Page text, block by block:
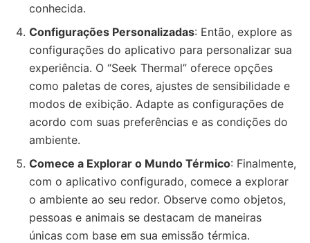
conhecida.
Configurações Personalizadas: Então, explore as
configurações do aplicativo para personalizar sua
experiência. O “Seek Thermal” oferece opções
como paletas de cores, ajustes de sensibilidade e
modos de exibição. Adapte as configurações de
acordo com suas preferências e as condições do
ambiente.
Comece a Explorar o Mundo Térmico: Finalmente,
com o aplicativo configurado, comece a explorar
o ambiente ao seu redor. Observe como objetos,
pessoas e animais se destacam de maneiras
únicas com base em sua emissão térmica.